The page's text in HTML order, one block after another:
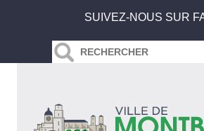
SUIVEZ-NOUS SUR